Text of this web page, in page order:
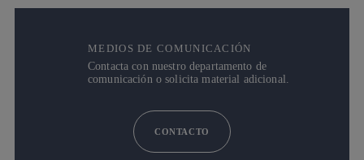
MEDIOS DE COMUNICACIÓN
Contacta con nuestro departamento de
comunicación o solicita material adicional.
CONTACTO